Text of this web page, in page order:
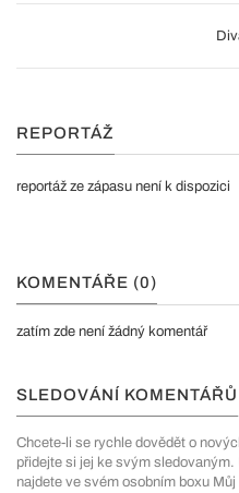
REPORTÁŽ
reportáž ze zápasu není k dispozici
KOMENTÁŘE (0)
zatím zde není žádný komentář
SLEDOVÁNÍ KOMENTÁŘŮ
Chcete-li se rychle dovědět o
přidejte si jej ke svým
najdete ve svém osobním boxu